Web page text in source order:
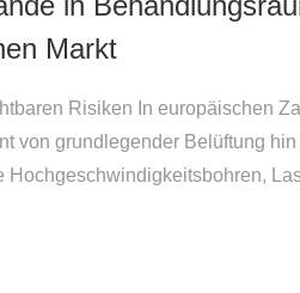
Markt
Risiken In europäischen
von grundlegender Belüftung
Hochgeschwindigkeitsbohren,